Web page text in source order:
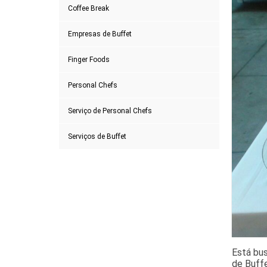
Coffee Break
Empresas de Buffet
Finger Foods
Personal Chefs
Serviço de Personal Chefs
Serviços de Buffet
Está
de